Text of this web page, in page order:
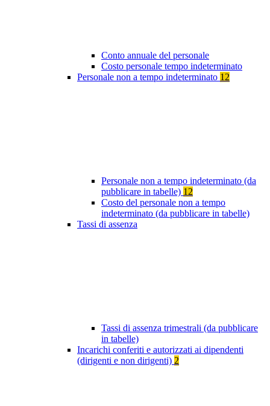
Conto annuale del personale
Costo personale tempo indeterminato
Personale non a tempo indeterminato 12
Personale non a tempo indeterminato (da
pubblicare in tabelle) 12
Costo del personale non a tempo
indeterminato (da pubblicare in tabelle)
Tassi di assenza
Tassi di assenza trimestrali (da pubblicare
in tabelle)
Incarichi conferiti e autorizzati ai dipendenti
(dirigenti e non dirigenti) 2